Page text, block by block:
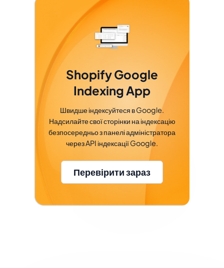
Shopify Google
Indexing App
Швидше індексуйтеся в Google.
Надсилайте свої сторінки на індексацію
безпосередньо з панелі адміністратора
через API індексації Google.
Перевірити зараз